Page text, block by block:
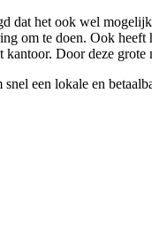
dat het ook wel
om te doen. Ook
Door deze
snel een lokale en